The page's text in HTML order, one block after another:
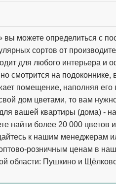
можете определиться с
сортов от
для любого интерьера и
смотрится на подоконнике,
помещение, наполняя
дом цветами, то вам нужно
вашей квартиры (дома) -
найти более 20 000 цветов
к нашим менеджерам
розничным ценам в
области: Пушкино и